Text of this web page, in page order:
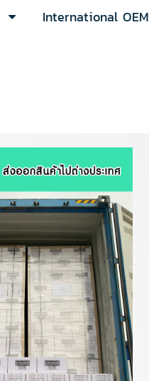
International OEM